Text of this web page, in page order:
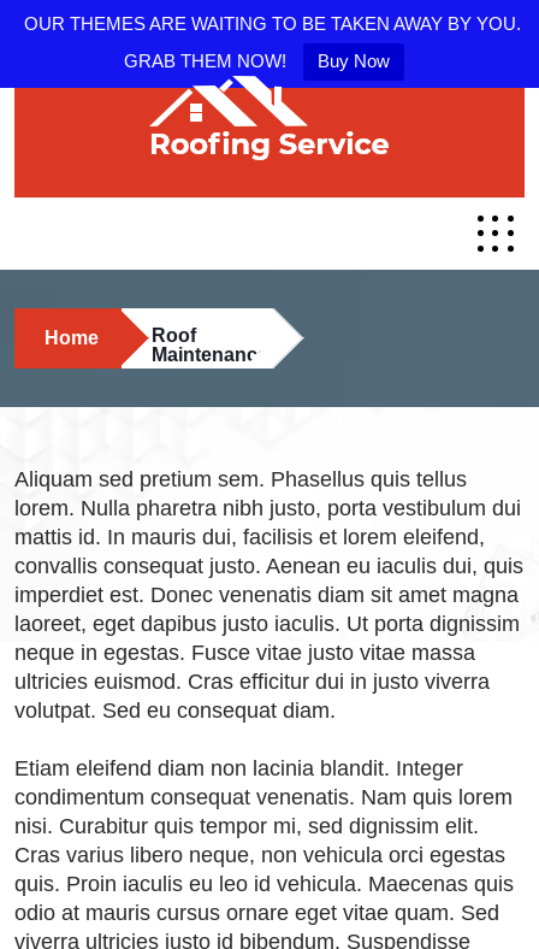
OUR THEMES ARE WAITING TO BE TAKEN AWAY BY YOU.
GRAB THEM NOW!
Buy Now
Home
Roof
Maintenance
Aliquam sed pretium sem. Phasellus quis tellus
lorem. Nulla pharetra nibh justo, porta vestibulum dui
mattis id. In mauris dui, facilisis et lorem eleifend,
convallis consequat justo. Aenean eu iaculis dui, quis
imperdiet est. Donec venenatis diam sit amet magna
laoreet, eget dapibus justo iaculis. Ut porta dignissim
neque in egestas. Fusce vitae justo vitae massa
ultricies euismod. Cras efficitur dui in justo viverra
volutpat. Sed eu consequat diam.
Etiam eleifend diam non lacinia blandit. Integer
condimentum consequat venenatis. Nam quis lorem
nisi. Curabitur quis tempor mi, sed dignissim elit.
Cras varius libero neque, non vehicula orci egestas
quis. Proin iaculis eu leo id vehicula. Maecenas quis
odio at mauris cursus ornare eget vitae quam. Sed
viverra ultricies justo id bibendum. Suspendisse